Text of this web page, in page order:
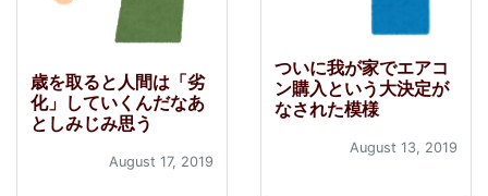
歳を取ると人間は「劣
化」していくんだなあ
としみじみ思う
August 17, 2019
ついに我が家でエアコ
ン購入という大決定が
なされた模様
August 13, 2019